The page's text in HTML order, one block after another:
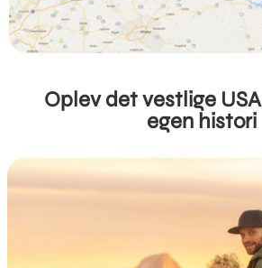
Oplev det vestlige
egen histori